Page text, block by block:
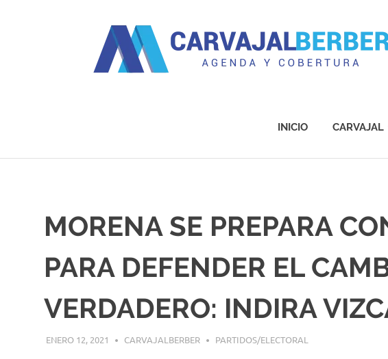
INICIO CARVAJAL
MORENA SE PREPARA
PARA DEFENDER EL
VERDADERO: INDIRA
ENERO 12, 2021 CARVAJALBERBER PARTIDOS/ELECTORAL